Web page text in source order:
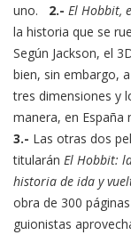
uno. 2.- El Hobbit,
la historia que se
Según Jackson, el
bien, sin embargo,
tres dimensiones y
manera, en España
3.- Las otras dos
titularán El Hobbit:
historia de ida y
obra de 300
guionistas